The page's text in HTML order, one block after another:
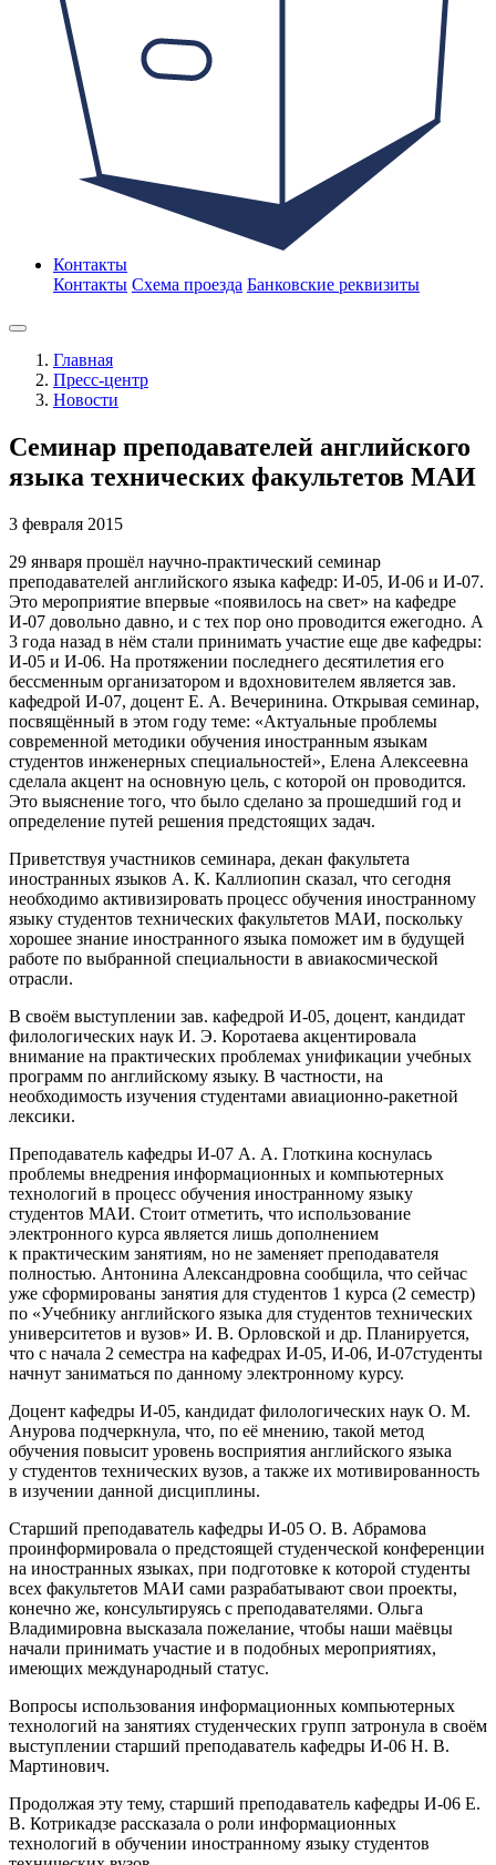
Контакты
Контакты Схема проезда Банковские реквизиты
Главная
Пресс-центр
Новости
Семинар преподавателей английского
языка технических факультетов МАИ
3 февраля 2015
29 января прошёл научно-практический семинар
преподавателей английского языка кафедр: И-05, И-06 и И-07.
Это мероприятие впервые «появилось на свет» на кафедре
И-07 довольно давно, и с тех пор оно проводится ежегодно. А
3 года назад в нём стали принимать участие еще две кафедры:
И-05 и И-06. На протяжении последнего десятилетия его
бессменным организатором и вдохновителем является зав.
кафедрой И-07, доцент Е. А. Вечеринина. Открывая семинар,
посвящённый в этом году теме: «Актуальные проблемы
современной методики обучения иностранным языкам
студентов инженерных специальностей», Елена Алексеевна
сделала акцент на основную цель, с которой он проводится.
Это выяснение того, что было сделано за прошедший год и
определение путей решения предстоящих задач.
Приветствуя участников семинара, декан факультета
иностранных языков А. К. Каллиопин сказал, что сегодня
необходимо активизировать процесс обучения иностранному
языку студентов технических факультетов МАИ, поскольку
хорошее знание иностранного языка поможет им в будущей
работе по выбранной специальности в авиакосмической
отрасли.
В своём выступлении зав. кафедрой И-05, доцент, кандидат
филологических наук И. Э. Коротаева акцентировала
внимание на практических проблемах унификации учебных
программ по английскому языку. В частности, на
необходимость изучения студентами авиационно-ракетной
лексики.
Преподаватель кафедры И-07 А. А. Глоткина коснулась
проблемы внедрения информационных и компьютерных
технологий в процесс обучения иностранному языку
студентов МАИ. Стоит отметить, что использование
электронного курса является лишь дополнением
к практическим занятиям, но не заменяет преподавателя
полностью. Антонина Александровна сообщила, что сейчас
уже сформированы занятия для студентов 1 курса (2 семестр)
по «Учебнику английского языка для студентов техниче­ских
университетов и вузов» И. В. Орловской и др. Планируется,
что с начала 2 семестра на кафедрах И-05, И-06, И-07студенты
начнут заниматься по данному электронному курсу.
Доцент кафедры И-05, кандидат филологических наук О. М.
Анурова подчеркнула, что, по её мнению, такой метод
обучения повысит уровень восприятия английского языка
у студентов технических вузов, а также их мотивированность
в изучении данной дисциплины.
Старший преподаватель кафедры И-05 О. В. Абрамова
проинформировала о предстоящей студенческой конференции
на иностранных языках, при подготовке к которой студенты
всех факультетов МАИ сами разрабатывают свои проекты,
конечно же, консультируясь с преподавателями. Ольга
Владимировна высказала пожелание, чтобы наши маёвцы
начали принимать участие и в подобных мероприятиях,
имеющих международный статус.
Вопросы использования информационных компьютерных
технологий на занятиях студенческих групп затронула в своём
выступлении старший преподаватель кафедры И-06 Н. В.
Мартинович.
Продолжая эту тему, старший преподаватель кафедры И-06 Е.
В. Котрикадзе рассказала о роли информационных
технологий в обучении иностранному языку студентов